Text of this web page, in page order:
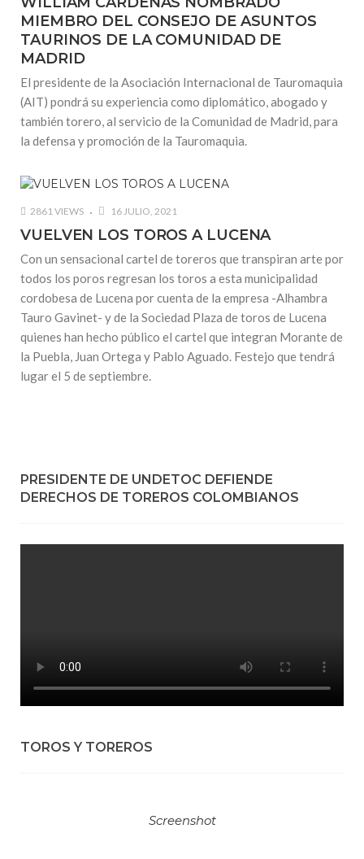
MIEMBRO DEL CONSEJO DE ASUNTOS
TAURINOS DE LA COMUNIDAD DE
MADRID
El presidente de la Asociación Internacional de Tauromaquia
(AIT) pondrá su experiencia como diplomático, abogado y
también torero, al servicio de la Comunidad de Madrid, para
la defensa y promoción de la Tauromaquia.
2861 VIEWS 16 JULIO, 2021
VUELVEN LOS TOROS A LUCENA
Con un sensacional cartel de toreros que transpiran arte por
todos los poros regresan los toros a esta municipalidad
cordobesa de Lucena por cuenta de la empresa -Alhambra
Tauro Gavinet- y de la Sociedad Plaza de toros de Lucena
quienes han hecho público el cartel que integran Morante de
la Puebla, Juan Ortega y Pablo Aguado. Festejo que tendrá
lugar el 5 de septiembre.
PRESIDENTE DE UNDETOC DEFIENDE
DERECHOS DE TOREROS COLOMBIANOS
TOROS Y TOREROS
Screenshot